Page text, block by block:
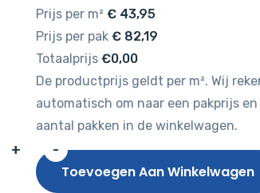
Prijs per m² €43,95
Prijs per pak €82,19
Totaalprijs €0,00
De productprijs geldt per m². Wij
automatisch om naar een pakprijs
aantal pakken in de winkelwagen.
-
Belakos
Futuro
+
Toevoegen Aan Winkelwagen